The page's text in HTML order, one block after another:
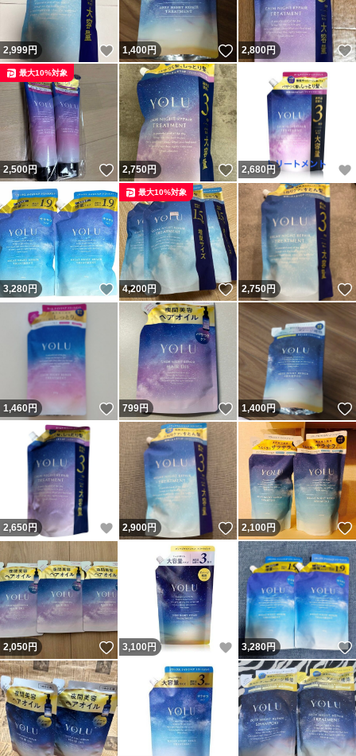
2,999円 いいね！
1,400円 いいね！
2,800円
2,500円 いいね！
最大10%対象
2,750円 いいね！
2,680 円
3,280円 いいね！
4,200円 いいね！
最大10%対象
2,750円
1,460円 いいね！
799円 いいね！
1,400円
2,650円 いいね！
2,900円 いいね！
2,100円
2,050円 いいね！
3,100 円 いいね！
3,280円